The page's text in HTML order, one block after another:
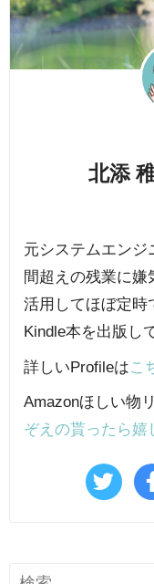
北添
元システムエンジ
間超えの残業に嫌
活用してほぼ定時
Kindle本を出版し
詳しいProfileはこ
Amazonほしい物
ぞえの貰ったら嬉